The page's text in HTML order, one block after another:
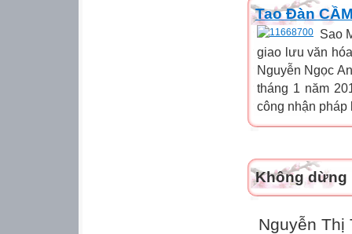
Tao Đàn
Sao
giao lưu văn
Nguyễn Ngọc
tháng 1 năm
công nhận pháp
Không dừng
Nguyễn Thị